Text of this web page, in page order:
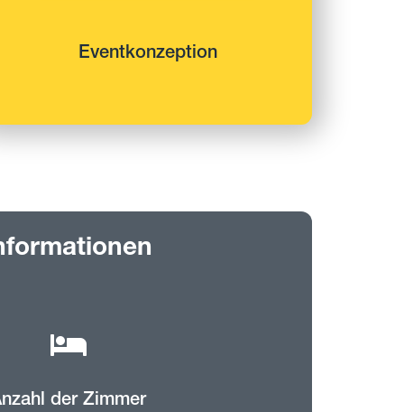
Eventkonzeption
der Zimmer